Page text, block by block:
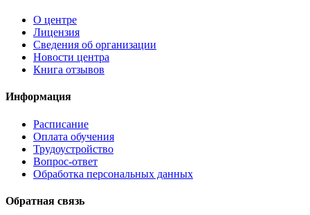
О центре
Лицензия
Сведения об организации
Новости центра
Книга отзывов
Информация
Расписание
Оплата обучения
Трудоустройство
Вопрос-ответ
Обработка персональных данных
Обратная связь